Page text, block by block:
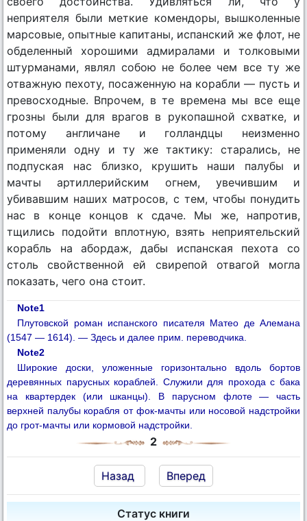
неприятеля были меткие комендоры, вышколенные
марсовые, опытные капитаны, испанский же флот, не
обделенный хорошими адмиралами и толковыми
штурманами, являл собою не более чем все ту же
отважную пехоту, посаженную на корабли — пусть и
превосходные. Впрочем, в те времена мы все еще
грозны были для врагов в рукопашной схватке, и
потому англичане и голландцы неизменно
применяли одну и ту же тактику: старались, не
подпуская нас близко, крушить наши палубы и
мачты артиллерийским огнем, увечившим и
убивавшим наших матросов, с тем, чтобы понудить
нас в конце концов к сдаче. Мы же, напротив,
тщились подойти вплотную, взять неприятельский
корабль на абордаж, дабы испанская пехота со
столь свойственной ей свирепой отвагой могла
показать, чего она стоит.
Note1
Плутовской роман испанского писателя Матео де Алемана
(1547 — 1614). — Здесь и далее прим. переводчика.
Note2
Широкие доски, уложенные горизонтально вдоль бортов
деревянных парусных кораблей. Служили для прохода с бака
на квартердек (или шканцы). В парусном флоте — часть
верхней палубы корабля от фок-мачты или носовой надстройки
до грот-мачты или кормовой надстройки.
2
Назад Вперед
Статус книги